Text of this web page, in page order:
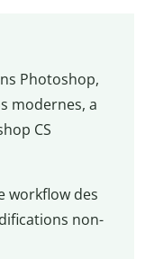
Photoshop,
modernes, a
CS
workflow des
non-